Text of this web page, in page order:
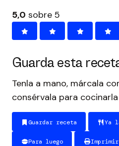
5,0 sobre 5
Guarda esta
Tenla a mano, márcala
consérvala para
Guardar receta Ya
Para luego Imprimir